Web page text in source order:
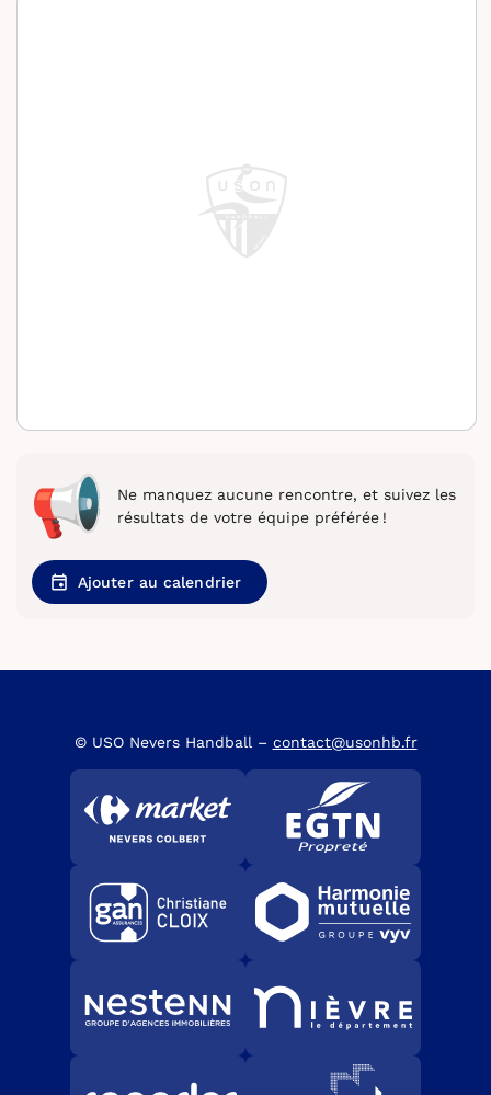
Ne manquez aucune rencontre, et suivez les
résultats de votre équipe préférée !
Ajouter au calendrier
© USO Nevers Handball – contact@usonhb.fr